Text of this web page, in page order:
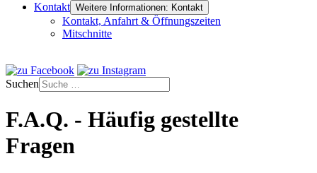
Kontakt Weitere Informationen: Kontakt
Kontakt, Anfahrt & Öffnungszeiten
Mitschnitte
Suchen
F.A.Q. - Häufig gestellte
Fragen